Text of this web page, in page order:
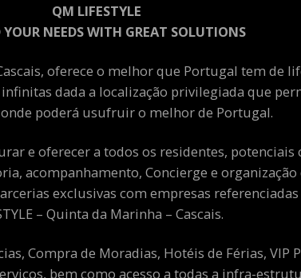
QM LIFESTYLE
YOUR NEEDS WITH GREAT SOLUTIONS
oferece o melhor que Portugal tem de
infinitas dada a localização privilegiada que
poderá usufruir o melhor de Portugal.
e oferecer a todos os residentes,
acompanhamento, Concierge e
exclusivas com empresas
– Quinta da Marinha – Cascais.
Compra de Moradias, Hotéis de Férias, VIP
bem como acesso a todas a infra-